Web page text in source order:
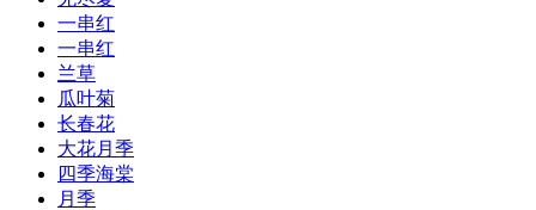
一串红
一串红
兰草
瓜叶菊
长春花
大花月季
四季海棠
月季